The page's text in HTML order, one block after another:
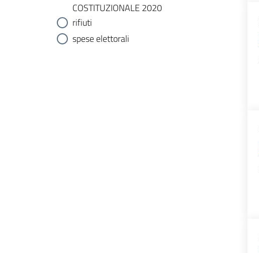
COSTITUZIONALE 2020
rifiuti
spese elettorali